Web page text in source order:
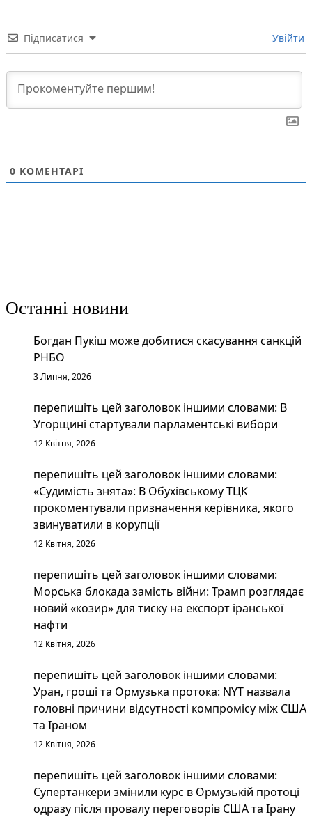
Підписатися Увійти
0 КОМЕНТАРІ
Останні новини
Богдан Пукіш може добитися скасування санкцій
РНБО
3 Липня, 2026
перепишіть цей заголовок іншими словами: В
Угорщині стартували парламентські вибори
12 Квітня, 2026
перепишіть цей заголовок іншими словами:
«Судимість знята»: В Обухівському ТЦК
прокоментували призначення керівника, якого
звинуватили в корупції
12 Квітня, 2026
перепишіть цей заголовок іншими словами:
Морська блокада замість війни: Трамп розглядає
новий «козир» для тиску на експорт іранської
нафти
12 Квітня, 2026
перепишіть цей заголовок іншими словами:
Уран, гроші та Ормузька протока: NYT назвала
головні причини відсутності компромісу між США
та Іраном
12 Квітня, 2026
перепишіть цей заголовок іншими словами:
Супертанкери змінили курс в Ормузькій протоці
одразу після провалу переговорів США та Ірану